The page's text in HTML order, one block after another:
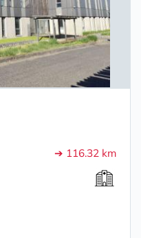
➔ 116.32 km